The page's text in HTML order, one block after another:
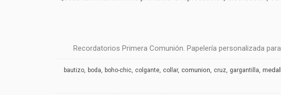
Recordatorios Primera Comunión. Papelería personalizada
bautizo boda boho-chic colgante collar comunion cruz gargantilla